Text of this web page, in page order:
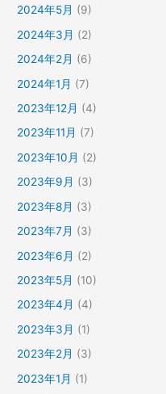
2024年5月 (9)
2024年3月 (2)
2024年2月 (6)
2024年1月 (7)
2023年12月 (4)
2023年11月 (7)
2023年10月 (2)
2023年9月 (3)
2023年8月 (3)
2023年7月 (3)
2023年6月 (2)
2023年5月 (10)
2023年4月 (4)
2023年3月 (1)
2023年2月 (3)
2023年1月 (1)